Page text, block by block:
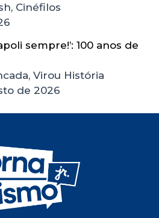
Cinéfilos
sempre!’: 100 anos de
Virou História
de 2026